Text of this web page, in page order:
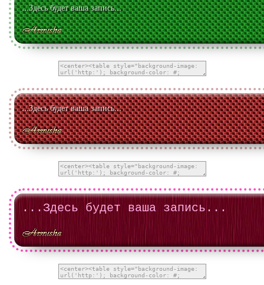
...Здесь будет ваша запись...
...Здесь будет ваша запись...
...Здесь будет ваша запись...